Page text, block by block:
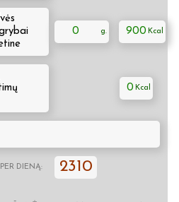
0 900
0
DIENĄ: 2310